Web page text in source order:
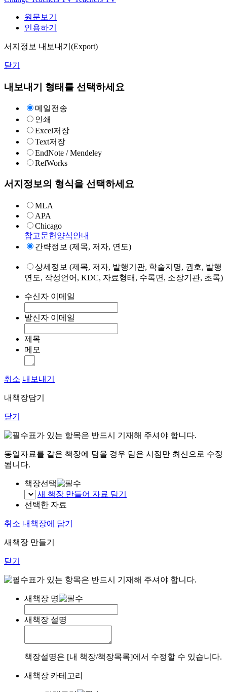
원문보기
인용하기
서지정보 내보내기(Export)
닫기
내보내기 형태를 선택하세요
메일전송
인쇄
Excel저장
Text저장
EndNote / Mendeley
RefWorks
서지정보의 형식을 선택하세요
MLA
APA
Chicago
참고문헌양식안내
간략정보 (제목, 저자, 연도)
상세정보 (제목, 저자, 발행기관, 학술지명, 권호, 발행
연도, 작성언어, KDC, 자료형태, 수록면, 소장기관, 초록)
수신자 이메일
발신자 이메일
제목
메모
취소 내보내기
내책장담기
닫기
표가 있는 항목은 반드시 기재해 주셔야 합니다.
동일자료를 같은 책장에 담을 경우 담은 시점만 최신으로 수정
됩니다.
책장선택
새 책장 만들어 자료 담기
선택한 자료
취소 내책장에 담기
새책장 만들기
닫기
표가 있는 항목은 반드시 기재해 주셔야 합니다.
새책장 명
새책장 설명
책장설명은 [내 책장/책장목록]에서 수정할 수 있습니다.
새책장 카테고리